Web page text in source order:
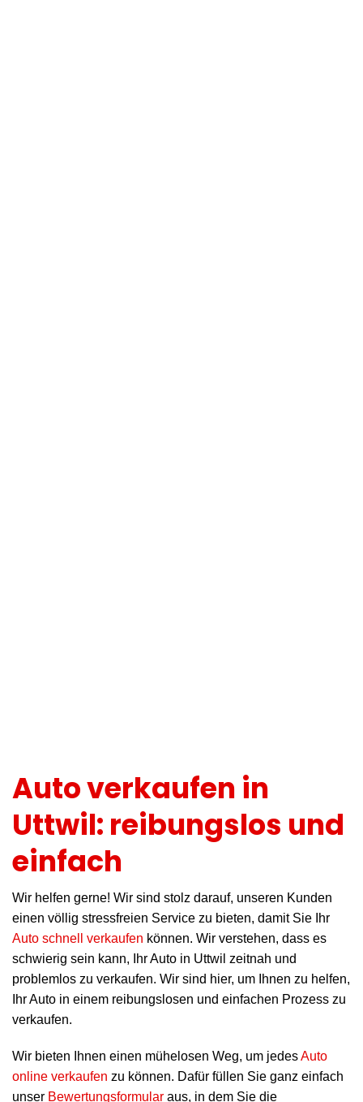
Auto verkaufen in
Uttwil: reibungslos und
einfach
Wir helfen gerne! Wir sind stolz darauf, unseren Kunden
einen völlig stressfreien Service zu bieten, damit Sie Ihr
Auto schnell verkaufen können. Wir verstehen, dass es
schwierig sein kann, Ihr Auto in Uttwil zeitnah und
problemlos zu verkaufen. Wir sind hier, um Ihnen zu helfen,
Ihr Auto in einem reibungslosen und einfachen Prozess zu
verkaufen.
Wir bieten Ihnen einen mühelosen Weg, um jedesAuto
online verkaufen zu können. Dafür füllen Sie ganz einfach
unser Bewertungsformular aus, in dem Sie die